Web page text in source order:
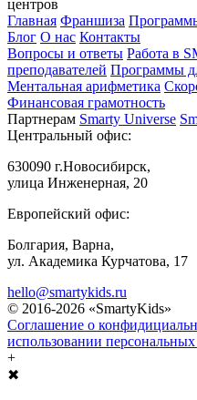
центров
Главная Франшиза
Блог О нас Контакты
Вопросы и ответы Работа в
преподавателей Программы
Ментальная арифметика
Финансовая грамотность
Партнерам Smarty Universe
Центральный офис:
630090 г.Новосибирск,
улица Инженерная, 20
Европейский офис:
Болгария, Варна,
ул. Академика Курчатова, 17
hello@smartykids.ru
© 2016-2026 «SmartyKids»
Соглашение о
использовании
+
✖